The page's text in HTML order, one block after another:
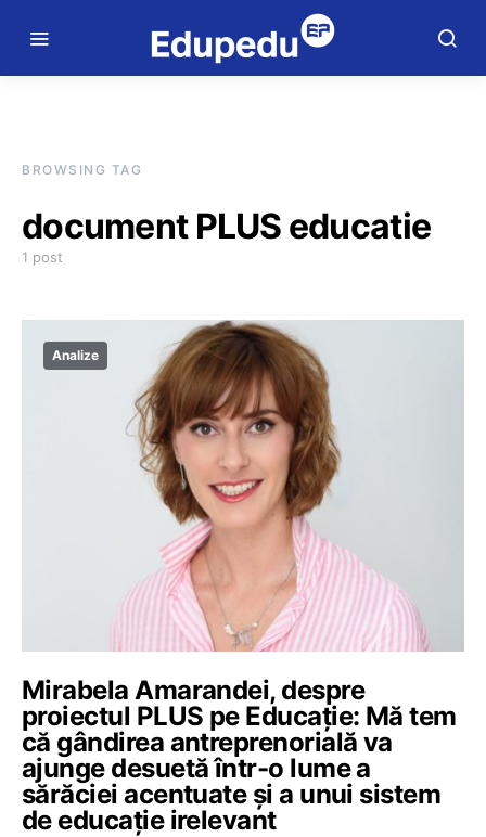
BROWSING TAG
document PLUS educatie
1 post
Analize
Mirabela Amarandei, despre
proiectul PLUS pe Educație: Mă tem
că gândirea antreprenorială va
ajunge desuetă într-o lume a
sărăciei acentuate și a unui sistem
de educație irelevant